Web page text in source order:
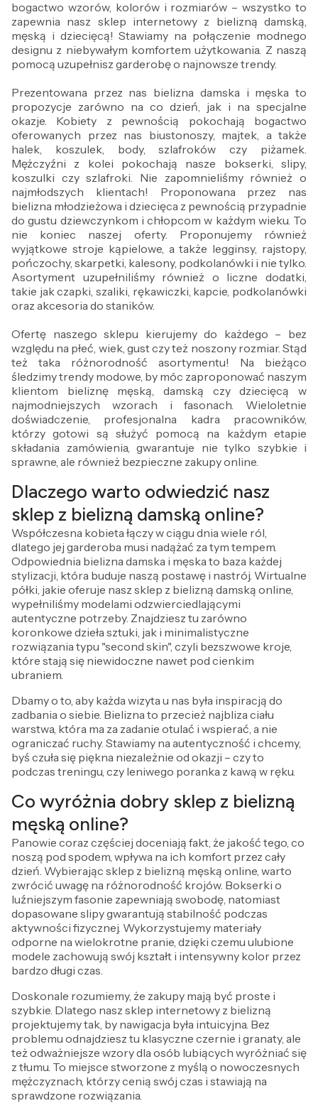
bogactwo wzorów, kolorów i rozmiarów – wszystko to
zapewnia nasz sklep internetowy z bielizną damską,
męską i dziecięcą! Stawiamy na połączenie modnego
designu z niebywałym komfortem użytkowania. Z naszą
pomocą uzupełnisz garderobę o najnowsze trendy.
Prezentowana przez nas bielizna damska i męska to
propozycje zarówno na co dzień, jak i na specjalne
okazje. Kobiety z pewnością pokochają bogactwo
oferowanych przez nas biustonoszy, majtek, a także
halek, koszulek, body, szlafroków czy piżamek.
Mężczyźni z kolei pokochają nasze bokserki, slipy,
koszulki czy szlafroki. Nie zapomnieliśmy również o
najmłodszych klientach! Proponowana przez nas
bielizna młodzieżowa i dziecięca z pewnością przypadnie
do gustu dziewczynkom i chłopcom w każdym wieku. To
nie koniec naszej oferty. Proponujemy również
wyjątkowe stroje kąpielowe, a także legginsy, rajstopy,
pończochy, skarpetki, kalesony, podkolanówki i nie tylko.
Asortyment uzupełniliśmy również o liczne dodatki,
takie jak czapki, szaliki, rękawiczki, kapcie, podkolanówki
oraz akcesoria do staników.
Ofertę naszego sklepu kierujemy do każdego – bez
względu na płeć, wiek, gust czy też noszony rozmiar. Stąd
też taka różnorodność asortymentu! Na bieżąco
śledzimy trendy modowe, by móc zaproponować naszym
klientom bieliznę męską, damską czy dziecięcą w
najmodniejszych wzorach i fasonach. Wieloletnie
doświadczenie, profesjonalna kadra pracowników,
którzy gotowi są służyć pomocą na każdym etapie
składania zamówienia, gwarantuje nie tylko szybkie i
sprawne, ale również bezpieczne zakupy online.
Dlaczego warto odwiedzić nasz
sklep z bielizną damską online?
Współczesna kobieta łączy w ciągu dnia wiele ról,
dlatego jej garderoba musi nadążać za tym tempem.
Odpowiednia bielizna damska i męska to baza każdej
stylizacji, która buduje naszą postawę i nastrój. Wirtualne
półki, jakie oferuje nasz sklep z bielizną damską online,
wypełniliśmy modelami odzwierciedlającymi
autentyczne potrzeby. Znajdziesz tu zarówno
koronkowe dzieła sztuki, jak i minimalistyczne
rozwiązania typu "second skin", czyli bezszwowe kroje,
które stają się niewidoczne nawet pod cienkim
ubraniem.
Dbamy o to, aby każda wizyta u nas była inspiracją do
zadbania o siebie. Bielizna to przecież najbliza ciału
warstwa, która ma za zadanie otulać i wspierać, a nie
ograniczać ruchy. Stawiamy na autentyczność i chcemy,
byś czuła się piękna niezależnie od okazji – czy to
podczas treningu, czy leniwego poranka z kawą w ręku.
Co wyróżnia dobry sklep z bielizną
męską online?
Panowie coraz częściej doceniają fakt, że jakość tego, co
noszą pod spodem, wpływa na ich komfort przez cały
dzień. Wybierając sklep z bielizną męską online, warto
zwrócić uwagę na różnorodność krojów. Bokserki o
luźniejszym fasonie zapewniają swobodę, natomiast
dopasowane slipy gwarantują stabilność podczas
aktywności fizycznej. Wykorzystujemy materiały
odporne na wielokrotne pranie, dzięki czemu ulubione
modele zachowują swój kształt i intensywny kolor przez
bardzo długi czas.
Doskonale rozumiemy, że zakupy mają być proste i
szybkie. Dlatego nasz sklep internetowy z bielizną
projektujemy tak, by nawigacja była intuicyjna. Bez
problemu odnajdziesz tu klasyczne czernie i granaty, ale
też odważniejsze wzory dla osób lubiących wyróżniać się
z tłumu. To miejsce stworzone z myślą o nowoczesnych
mężczyznach, którzy cenią swój czas i stawiają na
sprawdzone rozwiązania.